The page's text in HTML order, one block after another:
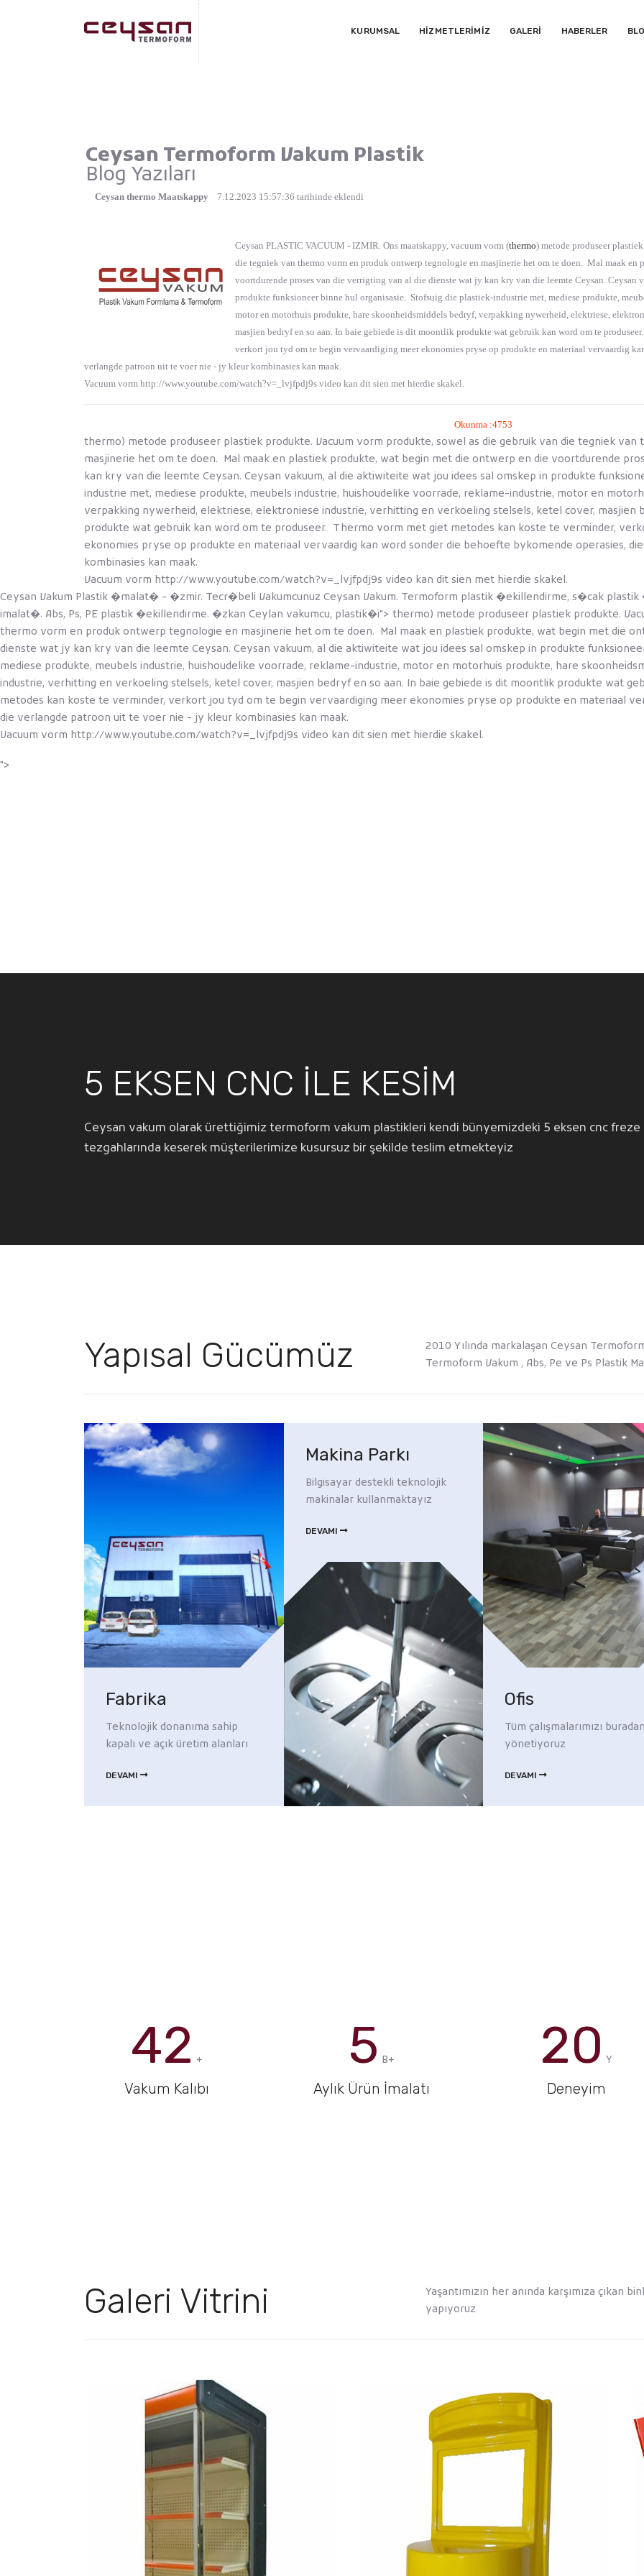
KURUMSAL HİZMETLERİMİZ GALERİ HABERLER
Ceysan Termoform Vakum Plastik
Blog Yazıları
Ceysan thermo Maatskappy 7.12.2023 15:57:36 tarihinde eklendi
Ceysan PLASTIC VACUUM - IZMIR. Ons maatskappy, vacuum vorm (thermo) metode produseer
die tegniek van thermo vorm en produk ontwerp tegnologie en masjinerie het om te doen. Mal maak en
voortdurende proses van die verrigting van al die dienste wat jy kan kry van die leemte Ceysan.
produkte funksioneer binne hul organisasie. Stofsuig die plastiek-industrie met, mediese produkte,
motor en motorhuis produkte, hare skoonheidsmiddels bedryf, verpakking nywerheid, elektriese,
masjien bedryf en so aan. In baie gebiede is dit moontlik produkte wat gebruik kan word om te
verkort jou tyd om te begin vervaardiging meer ekonomies pryse op produkte en materiaal vervaardig
verlangde patroon uit te voer nie - jy kleur kombinasies kan maak.
Vacuum vorm http://www.youtube.com/watch?v=_lvjfpdj9s video kan dit sien met hierdie skakel.
Okunma :4753
thermo) metode produseer plastiek produkte. Vacuum vorm produkte, sowel as die gebruik van die tegniek
masjinerie het om te doen. Mal maak en plastiek produkte, wat begin met die ontwerp en die voortdurende
kan kry van die leemte Ceysan. Ceysan vakuum, al die aktiwiteite wat jou idees sal omskep in produkte
industrie met, mediese produkte, meubels industrie, huishoudelike voorrade, reklame-industrie, motor en
verpakking nywerheid, elektriese, elektroniese industrie, verhitting en verkoeling stelsels, ketel cover, masjien
produkte wat gebruik kan word om te produseer. Thermo vorm met giet metodes kan koste te verminder,
ekonomies pryse op produkte en materiaal vervaardig kan word sonder die behoefte bykomende operasies,
kombinasies kan maak.
Vacuum vorm http://www.youtube.com/watch?v=_lvjfpdj9s video kan dit sien met hierdie skakel.
Ceysan Vakum Plastik �malat� - �zmir. Tecr�beli Vakumcunuz Ceysan Vakum. Termoform plastik �ekillendirme, s�cak
imalat�. Abs, Ps, PE plastik �ekillendirme. �zkan Ceylan vakumcu, plastik�i"> thermo) metode produseer plastiek produkte.
thermo vorm en produk ontwerp tegnologie en masjinerie het om te doen. Mal maak en plastiek produkte, wat begin met die
dienste wat jy kan kry van die leemte Ceysan. Ceysan vakuum, al die aktiwiteite wat jou idees sal omskep in produkte
mediese produkte, meubels industrie, huishoudelike voorrade, reklame-industrie, motor en motorhuis produkte, hare
industrie, verhitting en verkoeling stelsels, ketel cover, masjien bedryf en so aan. In baie gebiede is dit moontlik produkte wat
metodes kan koste te verminder, verkort jou tyd om te begin vervaardiging meer ekonomies pryse op produkte en materiaal
die verlangde patroon uit te voer nie - jy kleur kombinasies kan maak.
Vacuum vorm http://www.youtube.com/watch?v=_lvjfpdj9s video kan dit sien met hierdie skakel.
">
5 EKSEN CNC İLE KESİM
Ceysan vakum olarak ürettiğimiz termoform vakum plastikleri kendi bünyemizdeki 5 eksen cnc freze
tezgahlarında keserek müşterilerimize kusursuz bir şekilde teslim etmekteyiz
Yapısal Gücümüz
2010 Yılında markalaşan Ceysan
Termoform Vakum , Abs, Pe ve Ps Plastik
Fabrika
Teknolojik donanıma sahip
kapalı ve açık üretim alanları
DEVAMI
Makina Parkı
Bilgisayar destekli teknolojik
makinalar kullanmaktayız
DEVAMI
Ofis
Tüm çalışmalarımızı
yönetiyoruz
DEVAMI
42 +
Vakum Kalıbı
5 B+
Aylık Ürün İmalatı
20 Y
Deneyim
Galeri Vitrini
Yaşantımızın her anında karşımıza çıkan
yapıyoruz